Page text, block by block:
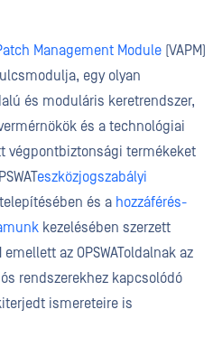
Management Module (VAPM)
egy olyan
és moduláris keretrendszer,
és a technológiai
végpontbiztonsági termékeket
eszközjogszabályi
és a hozzáférés-
kezelésében szerzett
az OPSWAToldalnak az
rendszerekhez kapcsolódó
ismereteire is